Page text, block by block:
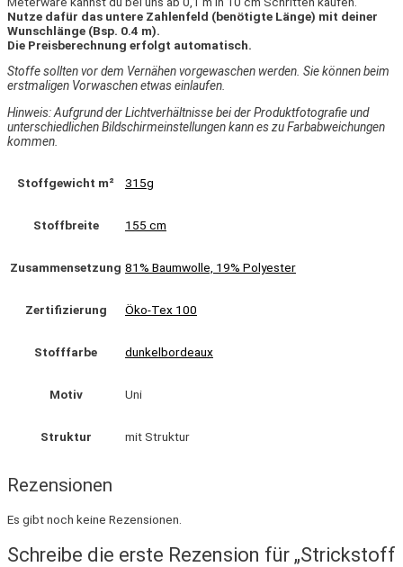
Nutze dafür das untere Zahlenfeld (benötigte Länge) mit deiner
Wunschlänge (Bsp. 0.4 m).
Die Preisberechnung erfolgt automatisch.
Stoffe sollten vor dem Vernähen vorgewaschen werden. Sie können beim
erstmaligen Vorwaschen etwas einlaufen.
Hinweis: Aufgrund der Lichtverhältnisse bei der Produktfotografie und
unterschiedlichen Bildschirmeinstellungen kann es zu Farbabweichungen
kommen.
Stoffgewicht m² 315g
Stoffbreite 155 cm
Zusammensetzung 81% Baumwolle, 19% Polyester
Zertifizierung Öko-Tex 100
Stofffarbe dunkelbordeaux
Motiv Uni
Struktur mit Struktur
Rezensionen
Es gibt noch keine Rezensionen.
Schreibe die erste Rezension für „Strickstoff